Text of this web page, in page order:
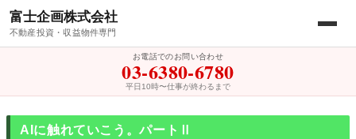
富士企画株式会社
不動産投資・収益物件専門
お電話でのお問い合わせ
03-6380-6780
平日10時〜仕事が終わるまで
AIに触れていこう。パートⅡ